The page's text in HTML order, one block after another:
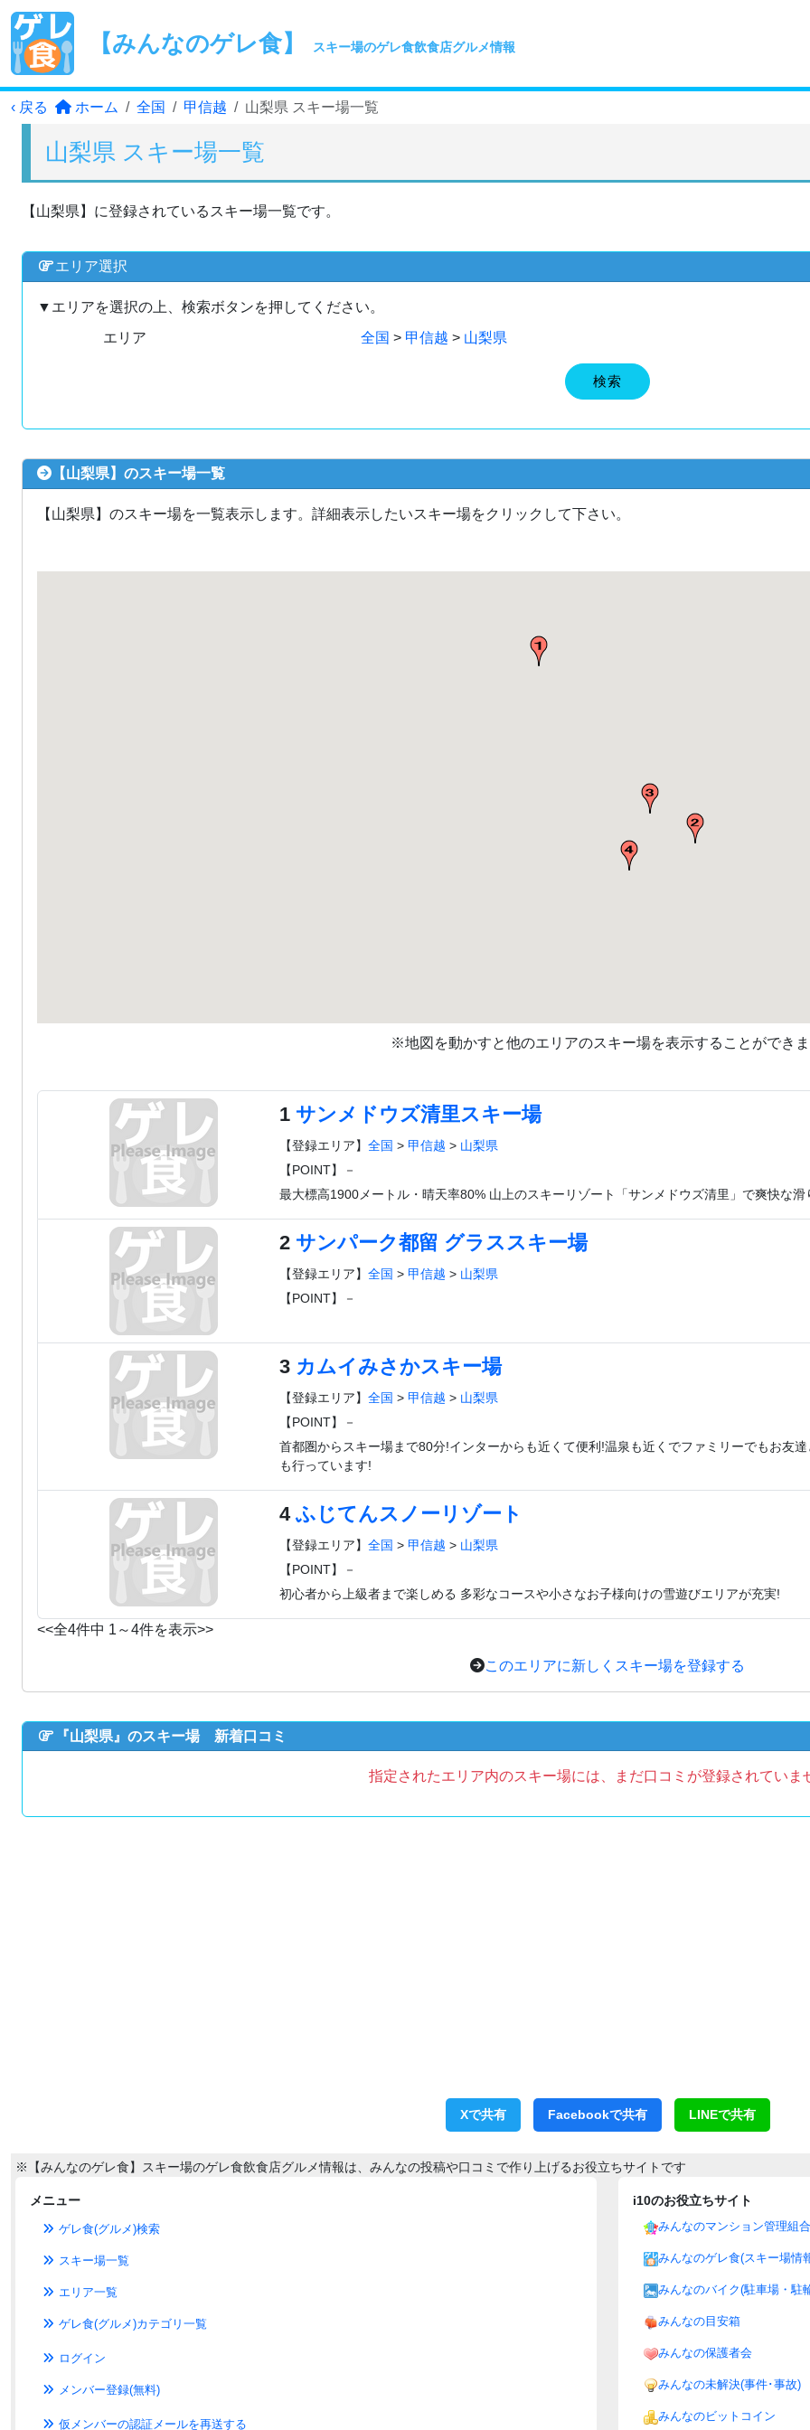
【みんなのゲレ食】 スキー場のゲレ食飲食店グルメ情報
‹ 戻る ホーム 全国 甲信越 山梨県 スキー場一覧
山梨県 スキー場一覧
【山梨県】に登録されているスキー場一覧です。
エリア選択
▼エリアを選択の上、検索ボタンを押してください。
エリア
全国 > 甲信越 > 山梨県
検索
【山梨県】のスキー場一覧
【山梨県】のスキー場を一覧表示します。詳細表示したいスキー場をクリックして下さい。
※地図を動かすと他のエリアのスキー場を表示することができ
1 サンメドウズ清里スキー場
【登録エリア】 全国 > 甲信越 > 山梨県
【POINT】－
最大標高1900メートル・晴天率80% 山上のスキーリゾート「サンメドウズ清里」で爽快な滑
2 サンパーク都留 グラススキー場
【登録エリア】 全国 > 甲信越 > 山梨県
【POINT】－
3 カムイみさかスキー場
【登録エリア】 全国 > 甲信越 > 山梨県
【POINT】－
首都圏からスキー場まで80分!インターからも近くて便利!温泉も近くでファミリーでもお友
も行っています!
4 ふじてんスノーリゾート
【登録エリア】 全国 > 甲信越 > 山梨県
【POINT】－
初心者から上級者まで楽しめる 多彩なコースや小さなお子様向けの雪遊びエリアが充実!
<<全4件中 1～4件を表示>>
このエリアに新しくスキー場を登録する
『山梨県』のスキー場 新着口コミ
指定されたエリア内のスキー場には、まだ口コミが登録されていま
Xで共有 Facebookで共有 LINEで共有
※【みんなのゲレ食】スキー場のゲレ食飲食店グルメ情報は、みんなの投稿や口コミで作り上げるお役立ちサイトです
メニュー
ゲレ食(グルメ)検索
スキー場一覧
エリア一覧
ゲレ食(グルメ)カテゴリ一覧
ログイン
メンバー登録(無料)
仮メンバーの認証メールを再送する
i10のお役立ちサイト
みんなのマンション管理組合
みんなのゲレ食(スキー場情
みんなのバイク(駐車場・駐
みんなの目安箱
みんなの保護者会
みんなの未解決(事件･事故)
みんなのビットコイン